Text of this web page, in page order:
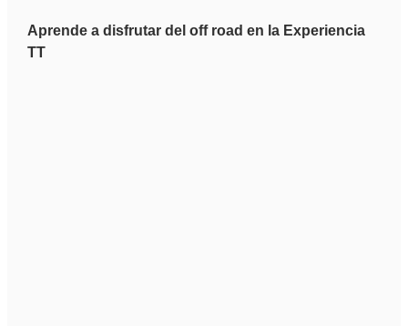
Aprende a disfrutar del off road en la Experiencia
TT